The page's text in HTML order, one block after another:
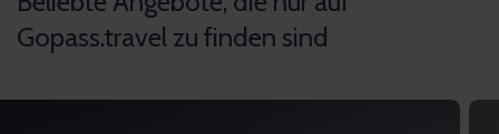
Gopass.travel zu finden sind